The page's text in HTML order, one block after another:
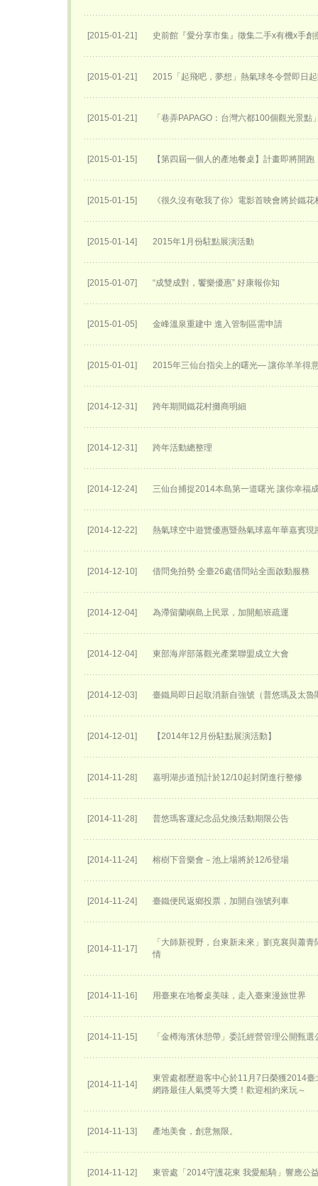
[2015-01-21] 史前館『愛分享市集』徵集二手x有機x手創
[2015-01-21] 2015「起飛吧，夢想」熱氣球冬令營即日
[2015-01-21] 「巷弄PAPAGO：台灣六都100個觀光景點
[2015-01-15] 【第四屆一個人的產地餐桌】計畫即將開跑
[2015-01-15] 《很久沒有敬我了你》電影首映會將於鐵花
[2015-01-14] 2015年1月份駐點展演活動
[2015-01-07] “成雙成對，饗樂優惠” 好康報你知
[2015-01-05] 金峰溫泉重建中 進入管制區需申請
[2015-01-01] 2015年三仙台指尖上的曙光— 讓你羊羊得
[2014-12-31] 跨年期間鐵花村攤商明細
[2014-12-31] 跨年活動總整理
[2014-12-24] 三仙台捕捉2014本島第一道曙光 讓你幸福
[2014-12-22] 熱氣球空中遊覽優惠暨熱氣球嘉年華嘉賓現
[2014-12-10] 借問免拍勢 全臺26處借問站全面啟動服務
[2014-12-04] 為滯留蘭嶼島上民眾，加開船班疏運
[2014-12-04] 東部海岸部落觀光產業聯盟成立大會
[2014-12-03] 臺鐵局即日起取消新自強號（普悠瑪及太
[2014-12-01] 【2014年12月份駐點展演活動】
[2014-11-28] 嘉明湖步道預計於12/10起封閉進行整修
[2014-11-28] 普悠瑪客運紀念品兌換活動期限公告
[2014-11-24] 榕樹下音樂會－池上場將於12/6登場
[2014-11-24] 臺鐵便民返鄉投票，加開自強號列車
[2014-11-17]
「大師新視野，台東新未來」劉克襄與蕭
情
[2014-11-16] 用臺東在地餐桌美味，走入臺東漫旅世界
[2014-11-15] 「金樽海濱休憩帶」委託經營管理公開甄選
[2014-11-14]
東管處都歷遊客中心於11月7日榮獲2014
網路最佳人氣獎等大獎！歡迎相約來玩～
[2014-11-13] 產地美食，創意無限。
[2014-11-12] 東管處「2014守護花東 我愛船騎」響應公